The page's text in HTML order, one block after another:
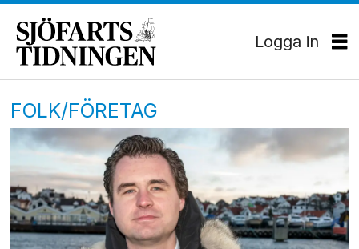
Logga in
FOLK/FÖRETAG